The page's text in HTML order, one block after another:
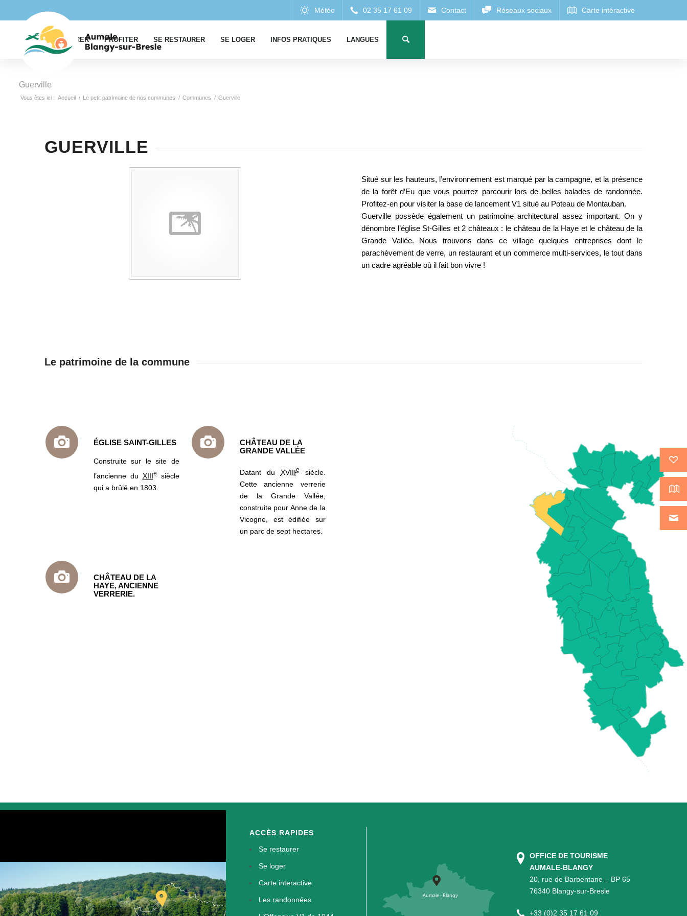
EXPLORER PROFITER SE RESTAURER SE LOGER INFOS PRATIQUES LANGUES
Guerville
Vous êtes ici : Accueil / Le petit patrimoine de nos communes / Communes / Guerville
GUERVILLE
Situé sur les hauteurs, l’environnement est marqué par la campagne, et la présence
de la forêt d’Eu que vous pourrez parcourir lors de belles balades de randonnée.
Profitez-en pour visiter la base de lancement V1 situé au Poteau de Montauban.
Guerville possède également un patrimoine architectural assez important. On y
dénombre l’église St-Gilles et 2 châteaux : le château de la Haye et le château de la
Grande Vallée. Nous trouvons dans ce village quelques entreprises dont le
parachèvement de verre, un restaurant et un commerce multi-services, le tout dans
un cadre agréable où il fait bon vivre !
Le patrimoine de la commune
ÉGLISE SAINT-GILLES
Construite sur le site de
l’ancienne du XIIIe
siècle
qui a brûlé en 1803.
CHÂTEAU DE LA
GRANDE VALLÉE
Datant du XVIIIe
siècle.
Cette ancienne verrerie
de la Grande Vallée,
construite pour Anne de la
Vicogne, est édifiée sur
un parc de sept hectares.
CHÂTEAU DE LA
HAYE, ANCIENNE
VERRERIE.
ACCÈS RAPIDES
Se restaurer
Se loger
Carte interactive
Les randonnées
OFFICE DE TOURISME
AUMALE-BLANGY
20, rue de Barbentane – BP 65
76340 Blangy-sur-Bresle
+33 (0)2 35 17 61 09